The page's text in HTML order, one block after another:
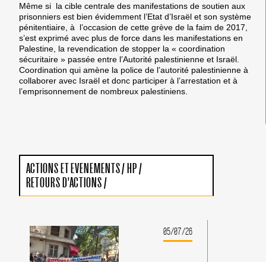
Même si la cible centrale des manifestations de soutien aux
prisonniers est bien évidemment l’Etat d’Israël et son système
pénitentiaire, à l’occasion de cette grève de la faim de 2017,
s’est exprimé avec plus de force dans les manifestations en
Palestine, la revendication de stopper la « coordination
sécuritaire » passée entre l’Autorité palestinienne et Israël.
Coordination qui amène la police de l’autorité palestinienne à
collaborer avec Israël et donc participer à l’arrestation et à
l’emprisonnement de nombreux palestiniens.
ACTIONS ET EVENEMENTS/ HP/
RETOURS D'ACTIONS/
05/07/26